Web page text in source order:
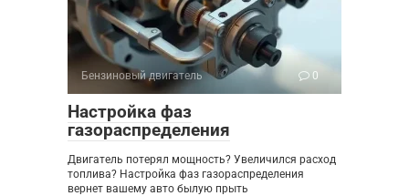
Бензиновый двигатель 0
Настройка фаз
газораспределения
Двигатель потерял мощность? Увеличился расход
топлива? Настройка фаз газораспределения
вернет вашему авто былую прыть